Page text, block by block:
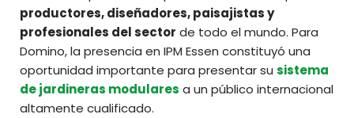
productores, diseñadores, paisajistas y
profesionales del sector de todo el mundo. Para
Domino, la presencia en IPM Essen constituyó una
oportunidad importante para presentar su sistema
de jardineras modulares a un público internacional
altamente cualificado.